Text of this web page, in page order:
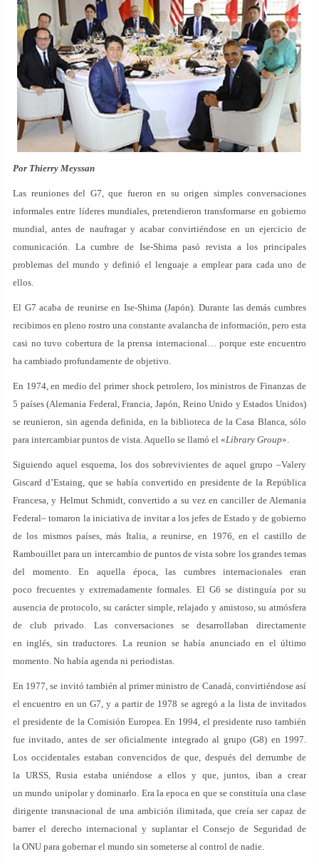
Por Thierry Meyssan
Las reuniones del G7, que fueron en su origen simples conversaciones
informales entre líderes mundiales, pretendieron transformarse en gobierno
mundial, antes de naufragar y acabar convirtiéndose en un ejercicio de
comunicación. La cumbre de Ise-Shima pasó revista a los principales
problemas del mundo y definió el lenguaje a emplear para cada uno de
ellos.
El G7 acaba de reunirse en Ise-Shima (Japón). Durante las demás cumbres
recibimos en pleno rostro una constante avalancha de información, pero esta
casi no tuvo cobertura de la prensa internacional… porque este encuentro
ha cambiado profundamente de objetivo.
En 1974, en medio del primer shock petrolero, los ministros de Finanzas de
5 países (Alemania Federal, Francia, Japón, Reino Unido y Estados Unidos)
se reunieron, sin agenda definida, en la biblioteca de la Casa Blanca, sólo
para intercambiar puntos de vista. Aquello se llamó el «Library Group».
Siguiendo aquel esquema, los dos sobrevivientes de aquel grupo –Valery
Giscard d’Estaing, que se había convertido en presidente de la República
Francesa, y Helmut Schmidt, convertido a su vez en canciller de Alemania
Federal– tomaron la iniciativa de invitar a los jefes de Estado y de gobierno
de los mismos países, más Italia, a reunirse, en 1976, en el castillo de
Rambouillet para un intercambio de puntos de vista sobre los grandes temas
del momento. En aquella época, las cumbres internacionales eran
poco frecuentes y extremadamente formales. El G6 se distinguía por su
ausencia de protocolo, su carácter simple, relajado y amistoso, su atmósfera
de club privado. Las conversaciones se desarrollaban directamente
en inglés, sin traductores. La reunion se había anunciado en el último
momento. No había agenda ni periodistas.
En 1977, se invitó también al primer ministro de Canadá, convirtiéndose así
el encuentro en un G7, y a partir de 1978 se agregó a la lista de invitados
el presidente de la Comisión Europea. En 1994, el presidente ruso también
fue invitado, antes de ser oficialmente integrado al grupo (G8) en 1997.
Los occidentales estaban convencidos de que, después del derrumbe de
la URSS, Rusia estaba uniéndose a ellos y que, juntos, iban a crear
un mundo unipolar y dominarlo. Era la epoca en que se constituía una clase
dirigente transnacional de una ambición ilimitada, que creía ser capaz de
barrer el derecho internacional y suplantar el Consejo de Seguridad de
la ONU para gobernar el mundo sin someterse al control de nadie.